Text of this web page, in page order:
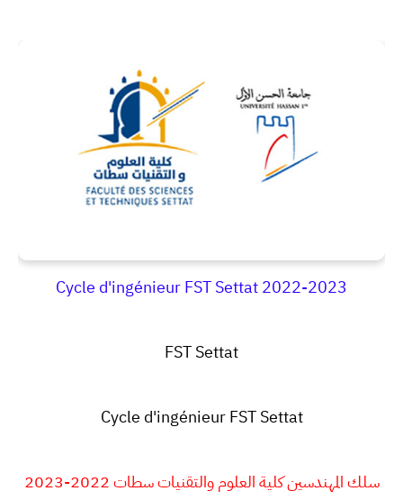
Cycle d'ingénieur FST Settat 2022-2023
FST Settat
Cycle d'ingénieur FST Settat
سلك المهندسين كلية العلوم والتقنيات سطات 2022-2023